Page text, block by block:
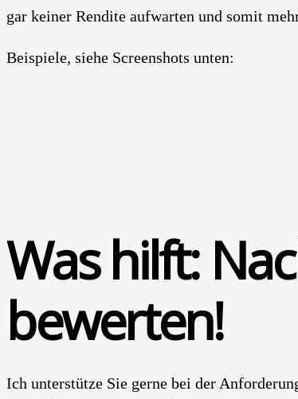
gar kei­ner Ren­di­te auf­war­ten und somit
Bei­spie­le, sie­he Screen­shots unten:
Was hilft:
bewer­ten!
Ich unter­stüt­ze Sie ger­ne bei der